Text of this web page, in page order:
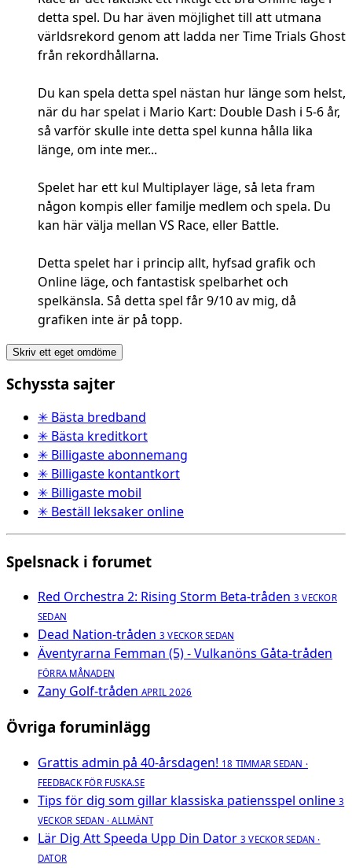
detta spel. Du har även möjlighet till att utmana
världsrekord genom att ladda ner Time Trials Ghost
från rekordhållarna.
Du kan spela detta spel nästan hur länge som helst,
när du har spelat i Mario Kart: Double Dash i 5-6 år,
så varför skulle inte detta spel kunna hålla lika
länge, om inte mer...
Spelet har ett kul Multiplayer läge, så leta fram
någon kompis eller familje medlem och spela. Du
kan här välja mellan VS Race, eller Battle.
Detta spelet har i princip allt, hyfsad grafik och
Online läge, och fantastisk spelbarhet och
spelkänsla. Så detta spel får 9/10 av mig, då
grafiken inte är på topp.
Skriv ett eget omdöme
Schyssta sajter
✳ Bästa bredband
✳ Bästa kreditkort
✳ Billigaste abonnemang
✳ Billigaste kontantkort
✳ Billigaste mobil
✳ Beställ leksaker online
Spelsnack i forumet
Red Orchestra 2: Rising Storm Beta-tråden 3 VECKOR
SEDAN
Dead Nation-tråden 3 VECKOR SEDAN
Äventyrarna Femman (5) - Vulkanöns Gåta-tråden
FÖRRA MÅNADEN
Zany Golf-tråden APRIL 2026
Övriga foruminlägg
Grattis admin på 40-årsdagen! 18 TIMMAR SEDAN ·
FEEDBACK FÖR FUSKA.SE
Tips för dig som gillar klassiska patiensspel online 3
VECKOR SEDAN · ALLMÄNT
Lär Dig Att Speeda Upp Din Dator 3 VECKOR SEDAN ·
DATOR